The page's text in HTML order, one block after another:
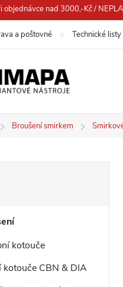
nad 3000,-Kč /
a poštovné Technické listy
Broušení smirkem
kotouče
kotouče CBN & DIA